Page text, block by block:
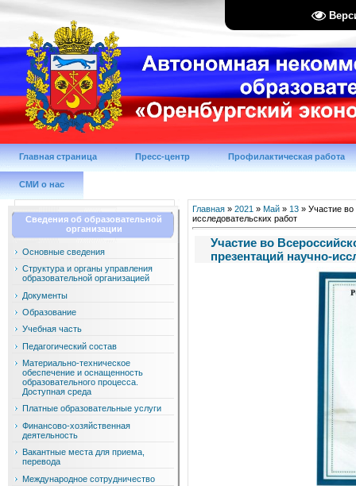
Главная страница Пресс-центр Профилактическая работа
СМИ о нас
Сведения об образовательной
организации
Основные сведения
Структура и органы управления
образовательной организацией
Документы
Образование
Учебная часть
Педагогический состав
Материально-техническое
обеспечение и оснащенность
образовательного процесса.
Доступная среда
Платные образовательные услуги
Финансово-хозяйственная
деятельность
Вакантные места для приема,
перевода
Международное сотрудничество
Главная » 2021 » Май » 13 » Участие
исследовательских работ
Участие во
презентаций научно-